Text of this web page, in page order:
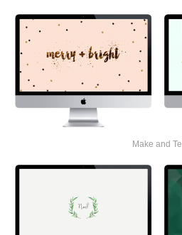
Make and Tell